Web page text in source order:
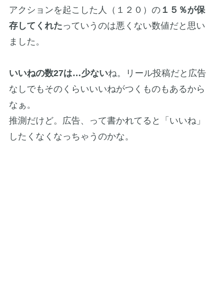
アクションを起こした人（１２０）の１５％が保
存してくれたっていうのは悪くない数値だと思い
ました。
いいねの数27は…少ないね。リール投稿だと広告
なしでもそのくらいいいねがつくものもあるから
なぁ。
推測だけど。広告、って書かれてると「いいね」
したくなくなっちゃうのかな。